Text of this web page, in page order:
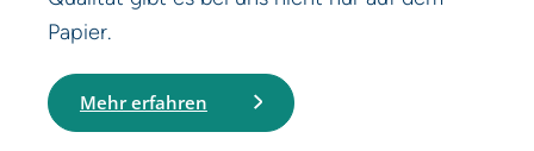
Papier.
Mehr erfahren